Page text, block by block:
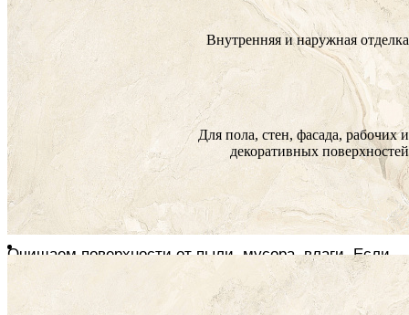
Помещение
Внутренняя и наружная отделка
Морозоустойчивость
Морозостойкая
Назначение
Для пола, стен, фасада, рабочих и
декоративных поверхностей
Инструкции по монтажу
ОСНОВНЫЕ ПРИНЦИПЫ УКЛАДКИ
ПОДГОТОВКА
Очищаем поверхности от пыли, мусора, влаги. Если
плитка укладывается на дощатый пол или ДСП, они
должны быть плотно привинчены, выровнены